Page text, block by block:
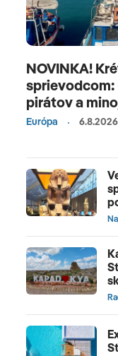
NOVINKA!
sprievodcom:
pirátov a
Európa 6.8.2026